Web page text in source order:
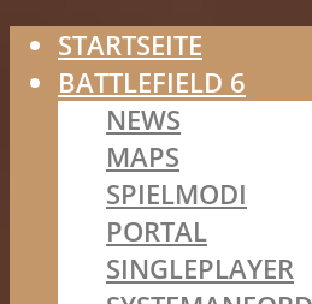
STARTSEITE
BATTLEFIELD 6
NEWS
MAPS
SPIELMODI
PORTAL
SINGLEPLAYER